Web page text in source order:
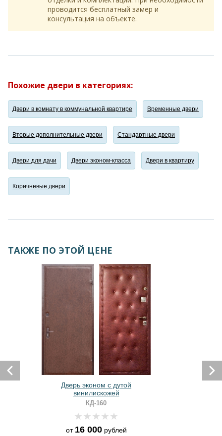
проводится бесплатный замер и
консультация на объекте.
Похожие двери в категориях:
Двери в комнату в коммунальной квартире Временные двери
Вторые дополнительные двери Стандартные двери
Двери для дачи Двери эконом-класса Двери в квартиру
Коричневые двери
ТАКЖЕ ПО ЭТОЙ ЦЕНЕ
Дверь эконом с дутой
винилискожей
КД-160
от 16 000рублей